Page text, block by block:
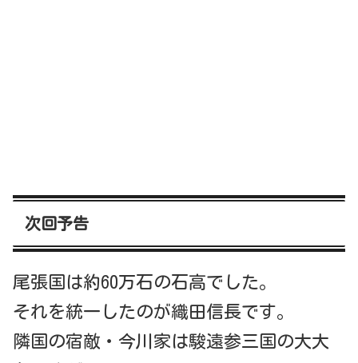
次回予告
尾張国は約60万石の石高でした。
それを統一したのが織田信長です。
隣国の宿敵・今川家は駿遠参三国の大大